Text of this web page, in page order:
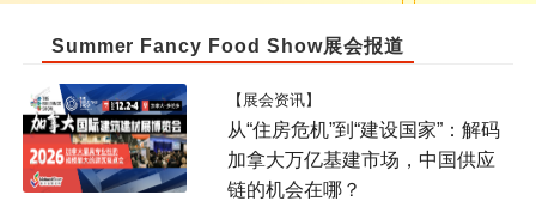
Summer Fancy Food Show展会报道
【展会资讯】
从“住房危机”到“建设国家”：解码
加拿大万亿基建市场，中国供应
链的机会在哪？